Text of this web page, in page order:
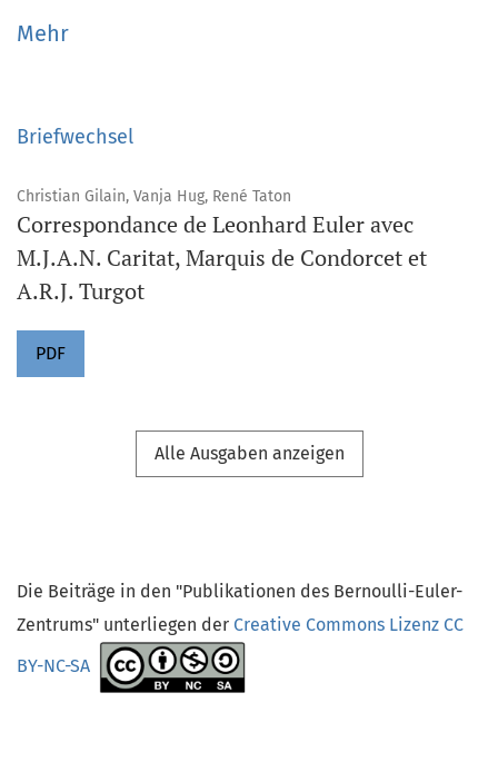
Mehr
Briefwechsel
Christian Gilain, Vanja Hug, René Taton
Correspondance de Leonhard Euler avec
M.J.A.N. Caritat, Marquis de Condorcet et
A.R.J. Turgot
PDF
Alle Ausgaben anzeigen
Die Beiträge in den "Publikationen des Bernoulli-Euler-
Zentrums" unterliegen der Creative Commons Lizenz CC
BY-NC-SA